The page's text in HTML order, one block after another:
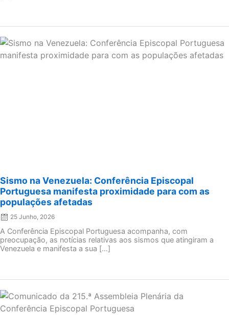
Sismo na Venezuela: Conferência Episcopal
Portuguesa manifesta proximidade para com as
populações afetadas
Posted
25 Junho, 2026
A Conferência Episcopal Portuguesa acompanha, com
preocupação, as notícias relativas aos sismos que atingiram a
Venezuela e manifesta a sua […]
Posted